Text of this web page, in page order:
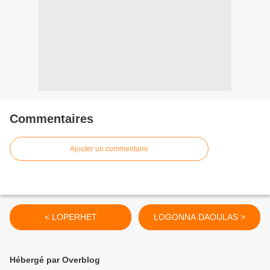
Commentaires
Ajouter un commentaire
< LOPERHET LOGONNA DAOULAS >
Hébergé par Overblog